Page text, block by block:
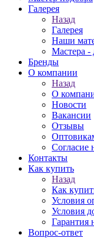
Галерея
Назад
Галерея
Наши
Мастера -
Бренды
О компании
Назад
О
Новости
Вакансии
Отзывы
Cогласие
Контакты
Как купить
Назад
Как
Условия
Условия
Гарантия
Вопрос-ответ